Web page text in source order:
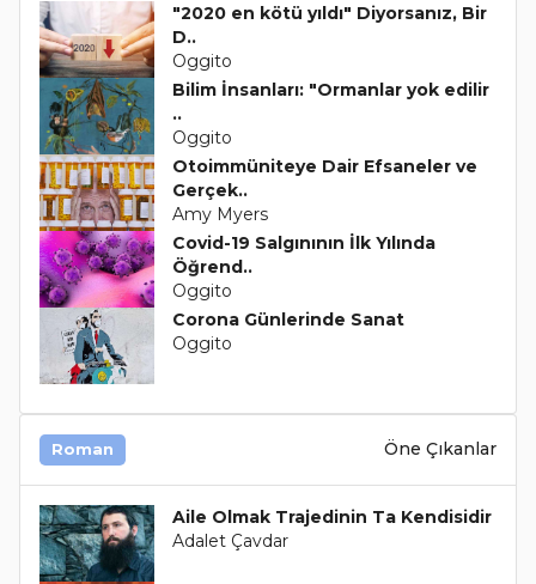
"2020 en kötü yıldı" Diyorsanız, Bir
D..
Oggito
Bilim İnsanları: "Ormanlar yok edilir
..
Oggito
Otoimmüniteye Dair Efsaneler ve
Gerçek..
Amy Myers
Covid-19 Salgınının İlk Yılında
Öğrend..
Oggito
Corona Günlerinde Sanat
Oggito
Roman Öne Çıkanlar
Aile Olmak Trajedinin Ta Kendisidir
Adalet Çavdar